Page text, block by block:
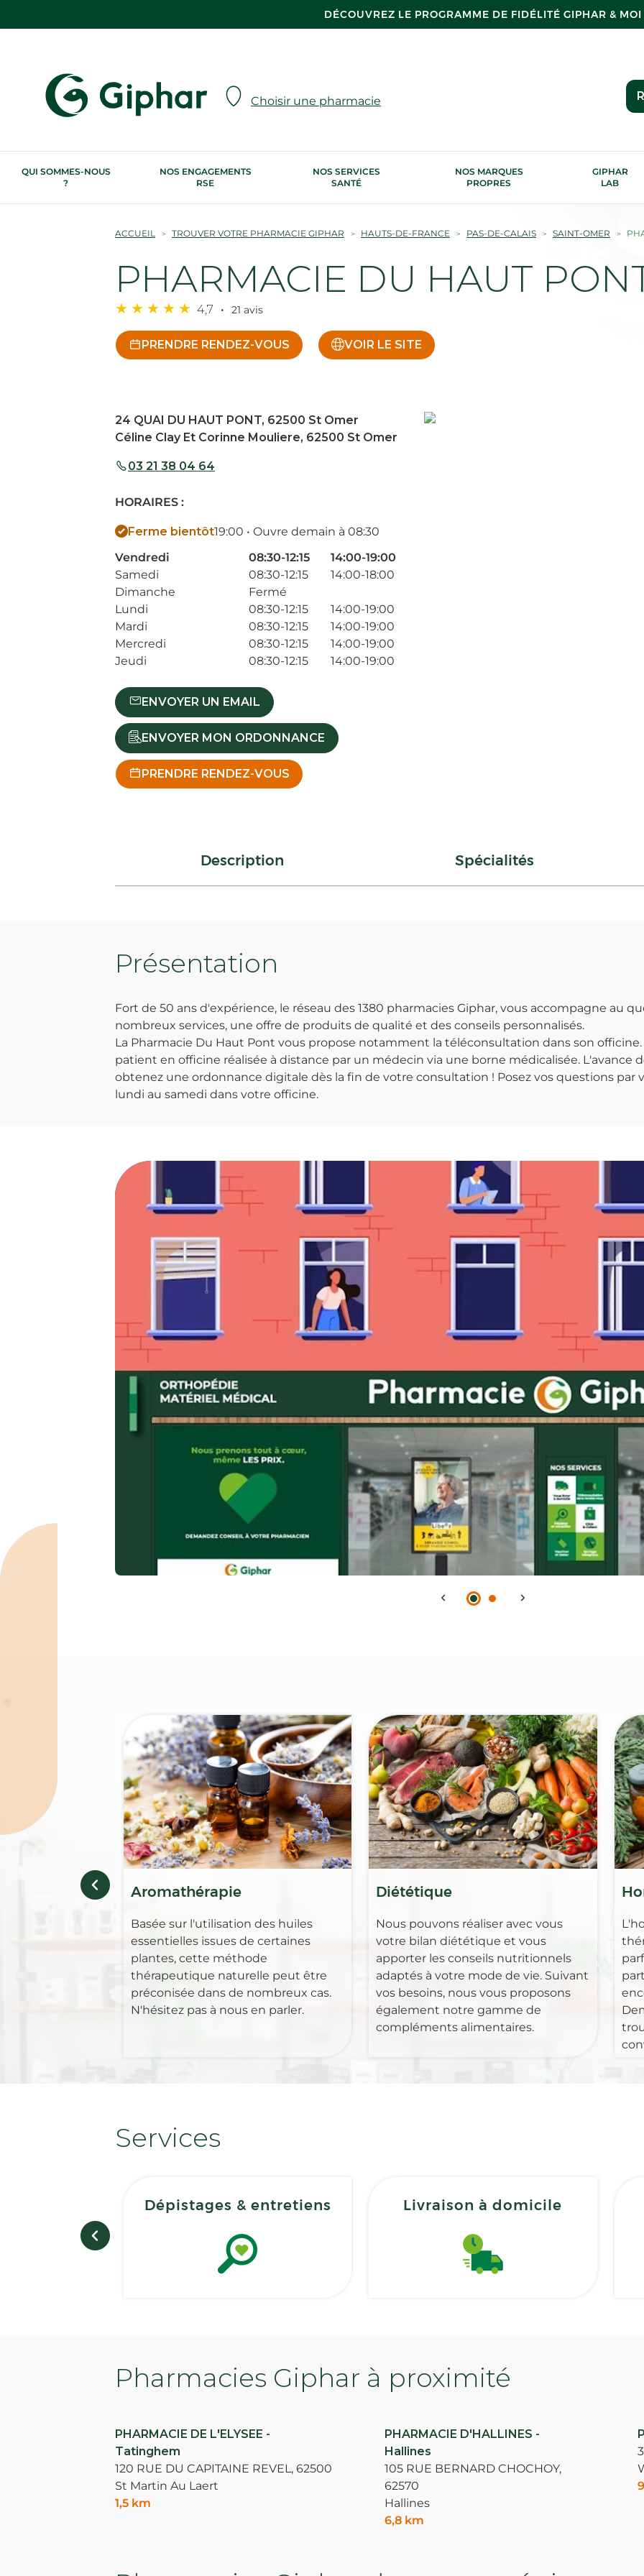
DÉCOUVREZ LE PROGRAMME DE FIDÉLITÉ GIPHAR & MOI
Choisir une pharmacie
QUI SOMMES-NOUS
?
NOS ENGAGEMENTS
RSE
NOS SERVICES
SANTÉ
NOS MARQUES
PROPRES
GIPHAR
LAB
ACCUEIL TROUVER VOTRE PHARMACIE GIPHAR HAUTS-DE-FRANCE PAS-DE-CALAIS SAINT-OMER
PHARMACIE DU HAUT
4,7 21 avis
PRENDRE RENDEZ-VOUS VOIR LE SITE
24 QUAI DU HAUT PONT, 62500 St Omer
Céline Clay Et Corinne Mouliere, 62500 St Omer
03 21 38 04 64
HORAIRES :
Ferme bientôt19:00 • Ouvre demain à 08:30
Vendredi
08:30-12:15
14:00-19:00
Samedi
08:30-12:15
14:00-18:00
Dimanche
Fermé
Lundi
08:30-12:15
14:00-19:00
Mardi
08:30-12:15
14:00-19:00
Mercredi
08:30-12:15
14:00-19:00
Jeudi
08:30-12:15 14:00-19:00
ENVOYER UN EMAIL
ENVOYER MON ORDONNANCE
PRENDRE RENDEZ-VOUS
Description Spécialités
Présentation
Fort de 50 ans d'expérience, le réseau des 1380 pharmacies Giphar, vous accompagne au
nombreux services, une offre de produits de qualité et des conseils personnalisés.
La Pharmacie Du Haut Pont vous propose notamment la téléconsultation dans son
patient en officine réalisée à distance par un médecin via une borne médicalisée. L'avance
obtenez une ordonnance digitale dès la fin de votre consultation ! Posez vos questions par
lundi au samedi dans votre officine.
Aromathérapie
Basée sur l'utilisation des huiles
essentielles issues de certaines
plantes, cette méthode
thérapeutique naturelle peut être
préconisée dans de nombreux cas.
N'hésitez pas à nous en parler.
Diététique
Nous pouvons réaliser avec vous
votre bilan diététique et vous
apporter les conseils nutritionnels
adaptés à votre mode de vie. Suivant
vos besoins, nous vous proposons
également notre gamme de
compléments alimentaires.
Services
Dépistages & entretiens Livraison à domicile
Pharmacies Giphar à proximité
PHARMACIE DE L'ELYSEE -
Tatinghem
120 RUE DU CAPITAINE REVEL, 62500
St Martin Au Laert
1,5 km
PHARMACIE D'HALLINES -
Hallines
105 RUE BERNARD CHOCHOY,
62570
Hallines
6,8 km